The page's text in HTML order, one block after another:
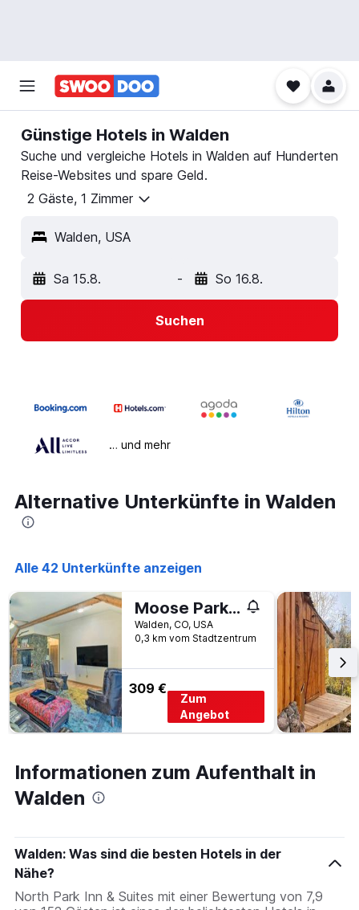
Günstige Hotels in Walden
Suche und vergleiche Hotels in Walden auf Hunderten
Reise-Websites und spare Geld.
2 Gäste, 1 Zimmer
Walden, USA
Sa 15.8. - So 16.8.
Suchen
… und mehr
Alternative Unterkünfte in Walden
Alle 42 Unterkünfte anzeigen
Moose Park Lodge Charming Walden Retreat
Walden, CO, USA
0,3 km vom Stadtzentrum
309 €
Zum
Angebot
Informationen zum Aufenthalt in
Walden
Walden: Was sind die besten Hotels in der
Nähe?
North Park Inn & Suites mit einer Bewertung von 7,9